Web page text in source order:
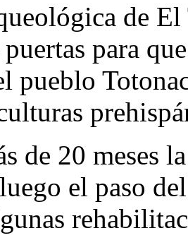
de
para
pueblo
de 20 meses
el paso